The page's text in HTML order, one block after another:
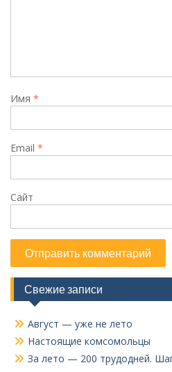
Имя *
Email *
Сайт
Свежие записи
Август — уже не лето
Настоящие комсомольцы
За лето — 200 трудодней.